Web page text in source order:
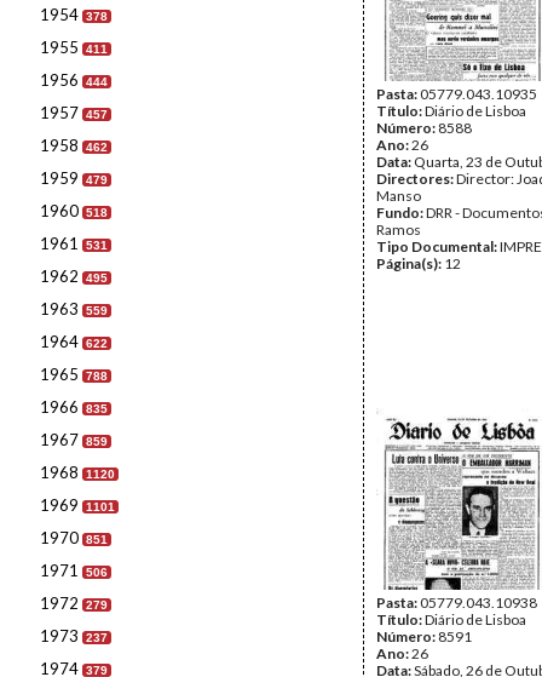
1954 378
1955 411
1956 444
1957 457
1958 462
1959 479
1960 518
1961 531
1962 495
1963 559
1964 622
1965 788
1966 835
1967 859
1968 1120
1969 1101
1970 851
1971 506
1972 279
1973 237
1974 379
Pasta:05779.043.10935
Título:Diário de Lisboa
Número: 8588
Ano:26
Data: Quarta, 23 de
Directores:Director:
Manso
Fundo:DRR -
Ramos
Tipo Documental:
Página(s): 12
Pasta:05779.043.10938
Título:Diário de Lisboa
Número: 8591
Ano:26
Data:Sábado, 26 de